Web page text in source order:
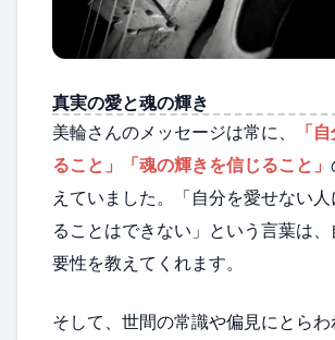
真実の愛と魂の輝き
美輪さんのメッセージは常に、
「
ること」「魂の輝きを信じること」
えていました。「自分を愛せない
ることはできない」という言葉は
要性を教えてくれます。
そして、世間の常識や偏見にとらわ